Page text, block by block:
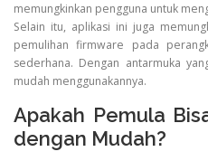
memungkinkan pengguna untuk
Selain itu, aplikasi ini juga
pemulihan firmware pada
sederhana. Dengan antarmuka
mudah menggunakannya.
Apakah Pemula
dengan Mudah?